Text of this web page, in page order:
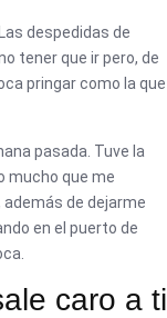
despedidas de
tener que ir pero, de
pringar como la que
pasada. Tuve la
mucho que me
de dejarme
en el puerto de
caro a ti